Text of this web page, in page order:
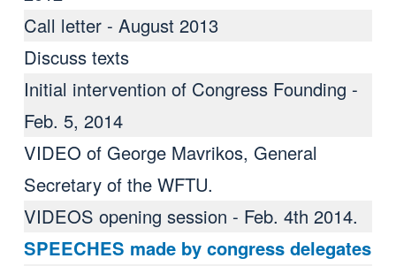
Call letter - August 2013
Discuss texts
Initial intervention of Congress Founding -
Feb. 5, 2014
VIDEO of George Mavrikos, General
Secretary of the WFTU.
VIDEOS opening session - Feb. 4th 2014.
SPEECHES made ​​by congress delegates